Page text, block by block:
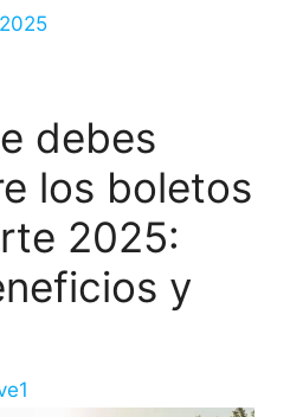
debes
los boletos
2025:
y